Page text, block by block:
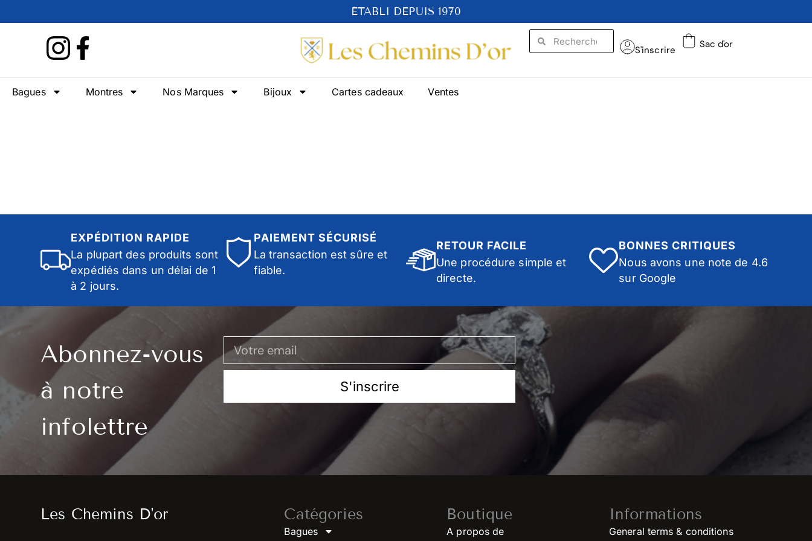
ÉTABLI DEPUIS 1970
S'inscrire Sac d'or
Bagues Montres Nos Marques Bijoux Cartes cadeaux Ventes
EXPÉDITION RAPIDE
La plupart des produits sont
expédiés dans un délai de 1
à 2 jours.
PAIEMENT SÉCURISÉ
La transaction est sûre et
fiable.
RETOUR FACILE
Une procédure simple et
directe.
BONNES CRITIQUES
Nous avons une note de 4.6
sur Google
Abonnez-vous
à notre
infolettre
S'inscrire
Les Chemins D'or Catégories
Bagues
Boutique
A propos de
Informations
General terms & conditions